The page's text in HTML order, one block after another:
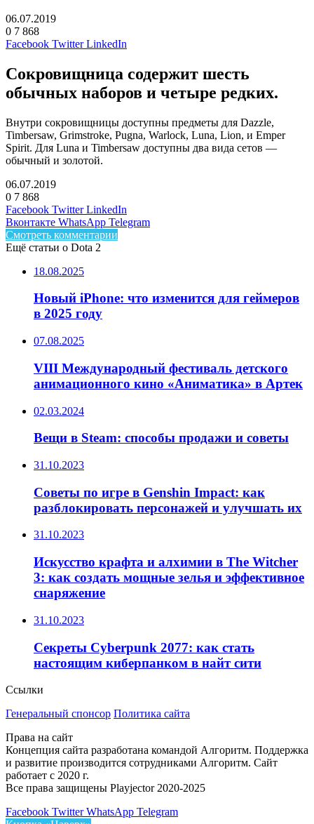
06.07.2019
0 7 868
Facebook Twitter LinkedIn
Сокровищница содержит шесть
обычных наборов и четыре редких.
Внутри сокровищницы доступны предметы для Dazzle,
Timbersaw, Grimstroke, Pugna, Warlock, Luna, Lion, и Emper
Spirit. Для Luna и Timbersaw доступны два вида сетов —
обычный и золотой.
06.07.2019
0 7 868
Facebook Twitter LinkedIn
Вконтакте WhatsApp Telegram
Смотреть комментарии
Ещё статьи о Dota 2
18.08.2025
Новый iPhone: что изменится для геймеров
в 2025 году
07.08.2025
VIII Международный фестиваль детского
анимационного кино «Аниматика» в Артек
02.03.2024
Вещи в Steam: способы продажи и советы
31.10.2023
Советы по игре в Genshin Impact: как
разблокировать персонажей и улучшать их
31.10.2023
Искусство крафта и алхимии в The Witcher
3: как создать мощные зелья и эффективное
снаряжение
31.10.2023
Секреты Cyberpunk 2077: как стать
настоящим киберпанком в найт сити
Ссылки
Генеральный спонсор Политика сайта
Права на сайт
Концепция сайта разработана командой Алгоритм. Поддержка
и развитие производится сотрудниками Алгоритм. Сайт
работает с 2020 г.
Все права защищены Playjector 2020-2025
Facebook Twitter WhatsApp Telegram